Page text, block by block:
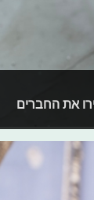
את החברים